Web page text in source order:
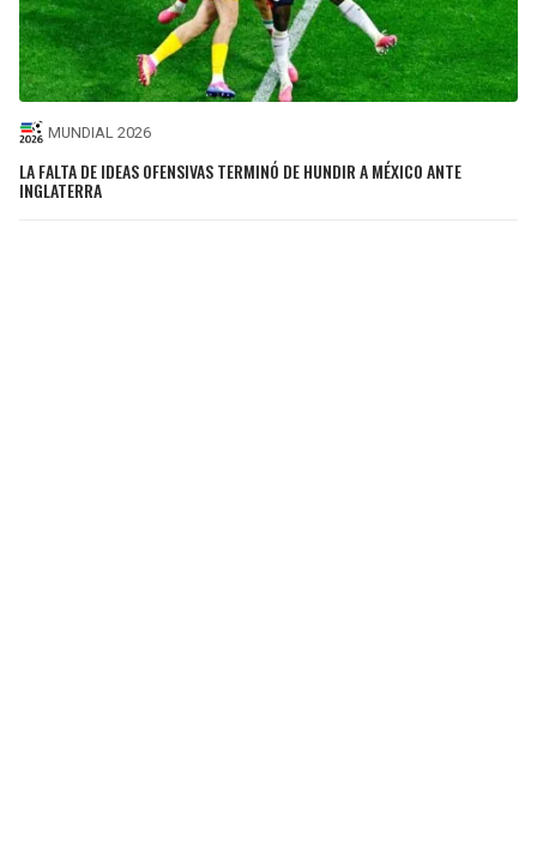
MUNDIAL 2026
LA FALTA DE IDEAS OFENSIVAS TERMINÓ DE HUNDIR A MÉXICO ANTE
INGLATERRA